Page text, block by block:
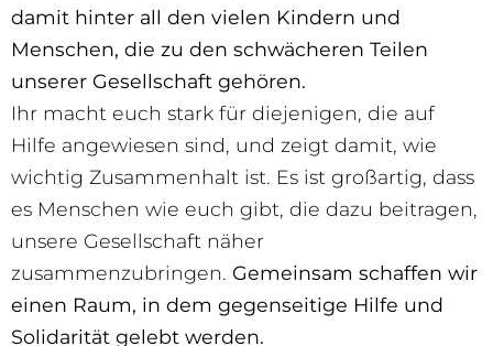
damit hinter all den vielen Kindern und
Menschen, die zu den schwächeren Teilen
unserer Gesellschaft gehören.
Ihr macht euch stark für diejenigen, die auf
Hilfe angewiesen sind, und zeigt damit, wie
wichtig Zusammenhalt ist. Es ist großartig, dass
es Menschen wie euch gibt, die dazu beitragen,
unsere Gesellschaft näher
zusammenzubringen. Gemeinsam schaffen wir
einen Raum, in dem gegenseitige Hilfe und
Solidarität gelebt werden.